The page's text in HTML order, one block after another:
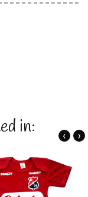
in: ‹ ›